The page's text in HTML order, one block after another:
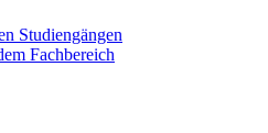
Studiengängen
Fachbereich